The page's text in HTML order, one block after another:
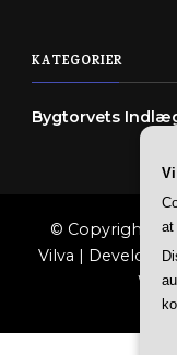
KATEGORIER
Bygtorvets
© Copyright
Vilva |
at